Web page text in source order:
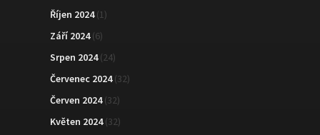
Říjen 2024(1)
Září 2024(6)
Srpen 2024(24)
Červenec 2024(32)
Červen 2024(32)
Květen 2024(32)